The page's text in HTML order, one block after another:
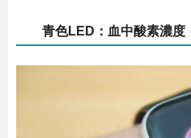
青色LED：血中酸素濃度